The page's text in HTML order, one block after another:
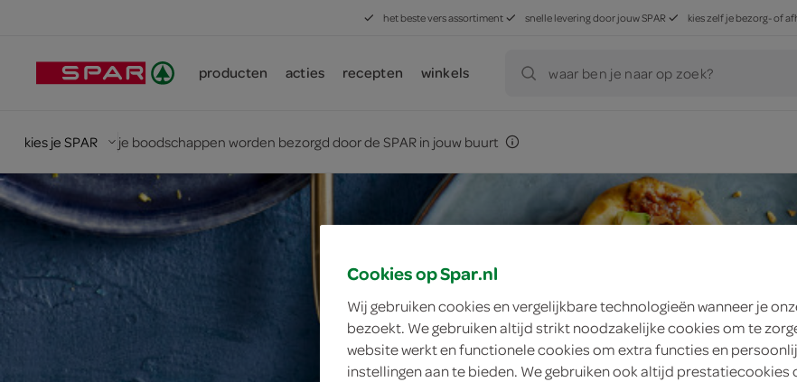
het beste vers assortiment snelle levering door jouw SPAR kies zelf je bezorg- of
producten acties recepten winkels waar ben je naar op zoek?
kies je SPAR je boodschappen worden bezorgd door de SPAR in jouw buurt
Cookies op Spar.nl
Wij gebruiken cookies en vergelijkbare technologieën wanneer je
bezoekt. We gebruiken altijd strikt noodzakelijke cookies om te
website werkt en functionele cookies om extra functies en
instellingen aan te bieden. We gebruiken ook altijd prestatiecookies